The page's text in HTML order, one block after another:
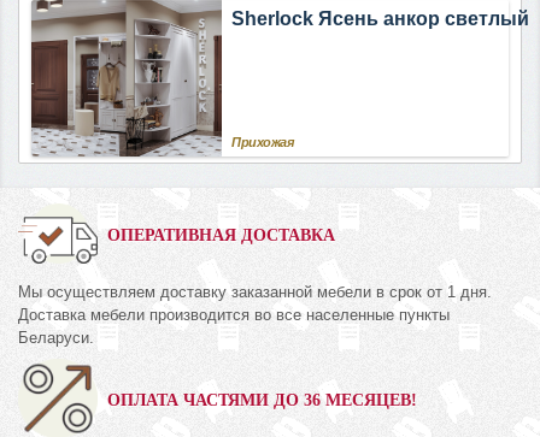
Sherlock Ясень анкор светлый
Прихожая
ОПЕРАТИВНАЯ ДОСТАВКА
Мы осуществляем доставку заказанной мебели в срок от 1 дня.
Доставка мебели производится во все населенные пункты
Беларуси.
ОПЛАТА ЧАСТЯМИ ДО 36 МЕСЯЦЕВ!